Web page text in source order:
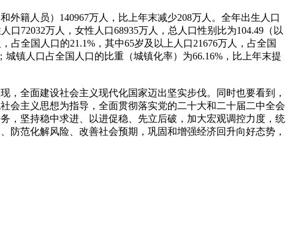
籍人员）140967万人，比上年末减少208万人。全年出生人口
72032万人，女性人口68935万人，总人口性别比为104.49（以
占全国人口的21.1%，其中65岁及以上人口21676万人，占全国
镇人口占全国人口的比重（城镇化率）为66.16%，比上年末提
全面建设社会主义现代化国家迈出坚实步伐。同时也要看到，
会主义思想为指导，全面贯彻落实党的二十大和二十届二中全会
，坚持稳中求进、以进促稳、先立后破，加大宏观调控力度，统
防范化解风险、改善社会预期，巩固和增强经济回升向好态势，